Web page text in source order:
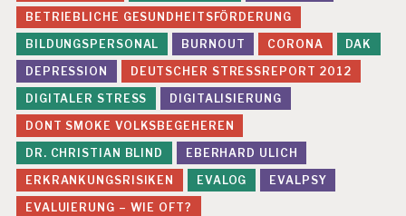
I
G
I
T
A
L
E
R
S
T
R
E
BETRIEBLICHE GESUNDHEITSFÖRDERUNG
BILDUNGSPERSONAL
BURNOUT CORONA
DAK
DEPRESSION
DEUTSCHER STRESSREPORT 2012
DIGITALER STRESS
DIGITALISIERUNG
DONT SMOKE VOLKSBEGEHEREN
DR. CHRISTIAN BLIND
EBERHARD ULICH
ERKRANKUNGSRISIKEN
EVALOG
EVALPSY
EVALUIERUNG – WIE OFT?